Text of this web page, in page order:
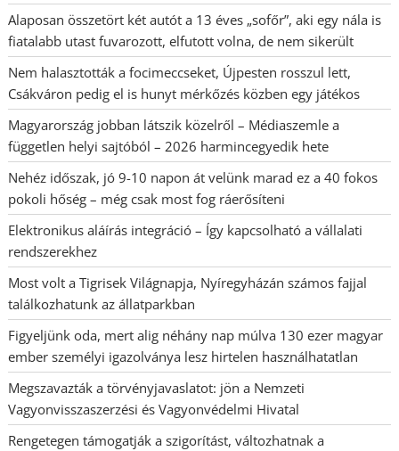
Alaposan összetört két autót a 13 éves „sofőr”, aki egy nála is
fiatalabb utast fuvarozott, elfutott volna, de nem sikerült
Nem halasztották a focimeccseket, Újpesten rosszul lett,
Csákváron pedig el is hunyt mérkőzés közben egy játékos
Magyarország jobban látszik közelről – Médiaszemle a
független helyi sajtóból – 2026 harmincegyedik hete
Nehéz időszak, jó 9-10 napon át velünk marad ez a 40 fokos
pokoli hőség – még csak most fog ráerősíteni
Elektronikus aláírás integráció – Így kapcsolható a vállalati
rendszerekhez
Most volt a Tigrisek Világnapja, Nyíregyházán számos fajjal
találkozhatunk az állatparkban
Figyeljünk oda, mert alig néhány nap múlva 130 ezer magyar
ember személyi igazolványa lesz hirtelen használhatatlan
Megszavazták a törvényjavaslatot: jön a Nemzeti
Vagyonvisszaszerzési és Vagyonvédelmi Hivatal
Rengetegen támogatják a szigorítást, változhatnak a